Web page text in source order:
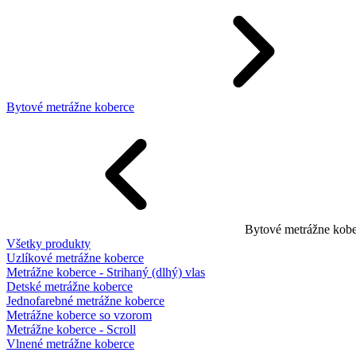
Bytové metrážne koberce
Bytové metrážne
Všetky produkty
Uzlíkové metrážne koberce
Metrážne koberce - Strihaný (dlhý) vlas
Detské metrážne koberce
Jednofarebné metrážne koberce
Metrážne koberce so vzorom
Metrážne koberce - Scroll
Vlnené metrážne koberce